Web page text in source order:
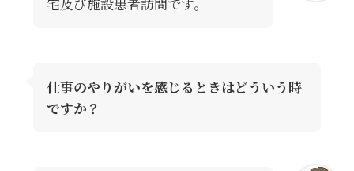
仕事のやりがいを感じるときはどういう時
ですか？